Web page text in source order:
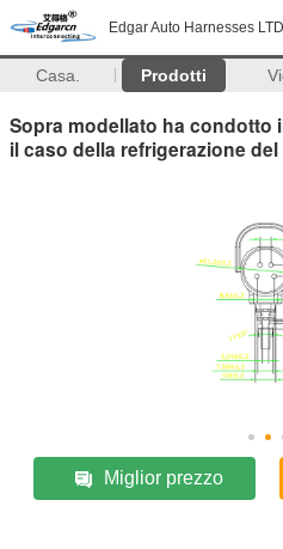
Edgar Auto Harnesses
Casa. Prodotti
Sopra modellato ha condotto
il caso della refrigerazione
Miglior prezzo